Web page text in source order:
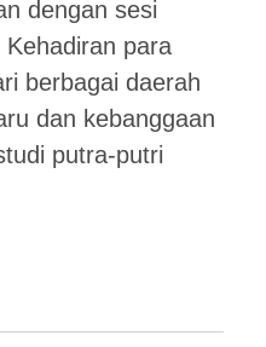
dengan sesi
para
berbagai daerah
dan kebanggaan
putra-putri